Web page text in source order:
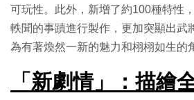
可玩性。此外，新增了約100種特性
軼聞的事蹟進行製作，更加突顯出武
為有著煥然一新的魅力和栩栩如生的
「新劇情」：描繪